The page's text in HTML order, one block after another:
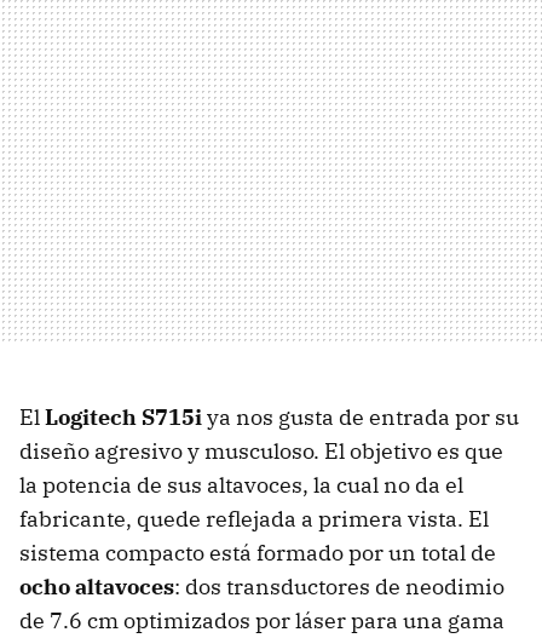
ElLogitech S715iya nos gusta de entrada por su
diseño agresivo y musculoso. El objetivo es que
la potencia de sus altavoces, la cual no da el
fabricante, quede reflejada a primera vista. El
sistema compacto está formado por un total de
ocho altavoces: dos transductores de neodimio
de 7.6 cm optimizados por láser para una gama